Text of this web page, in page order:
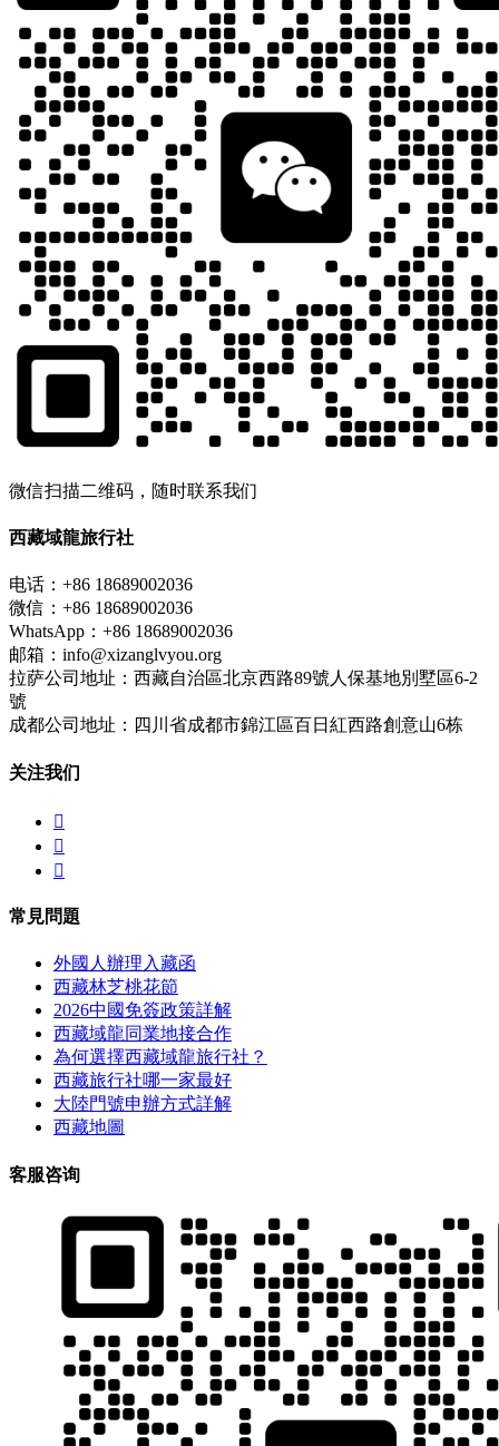
微信扫描二维码，随时联系我们
西藏域龍旅行社
电话：+86 18689002036
微信：+86 18689002036
WhatsApp：+86 18689002036
邮箱：info@xizanglvyou.org
拉萨公司地址：西藏自治區北京西路89號人保基地別墅區6-2
號
成都公司地址：四川省成都市錦江區百日紅西路創意山6栋
关注我们



常見問題
外國人辦理入藏函
西藏林芝桃花節
2026中國免簽政策詳解
西藏域龍同業地接合作
為何選擇西藏域龍旅行社？
西藏旅行社哪一家最好
大陸門號申辦方式詳解
西藏地圖
客服咨询